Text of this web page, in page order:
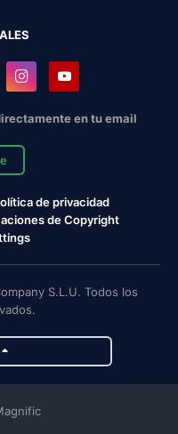
en tu email
de privacidad
de Copyright
S.L.U. Todos los